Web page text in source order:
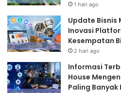
1 hari ago
Update Bisnis
Inovasi
Kesempatan
2 hari ago
Informasi
House
Paling Banyak